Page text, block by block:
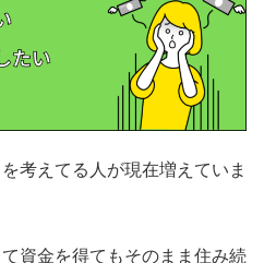
考えてる人が現在増えていま
資金を得てもそのまま住み続